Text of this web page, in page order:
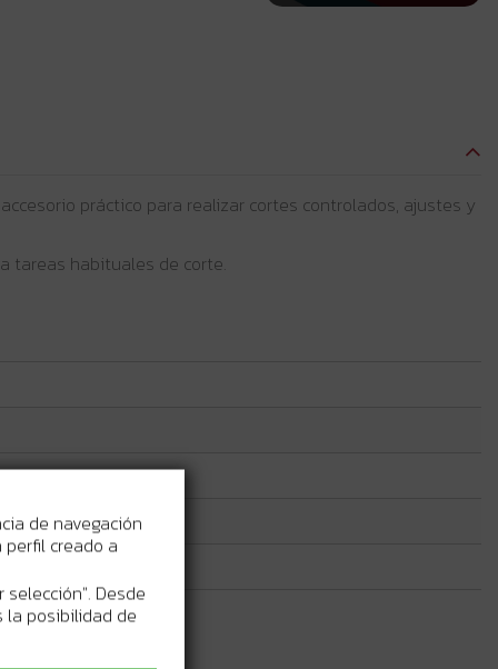
práctico para realizar cortes controlados, ajustes y
tareas habituales de corte.
de navegación
creado a
Desde
la posibilidad de